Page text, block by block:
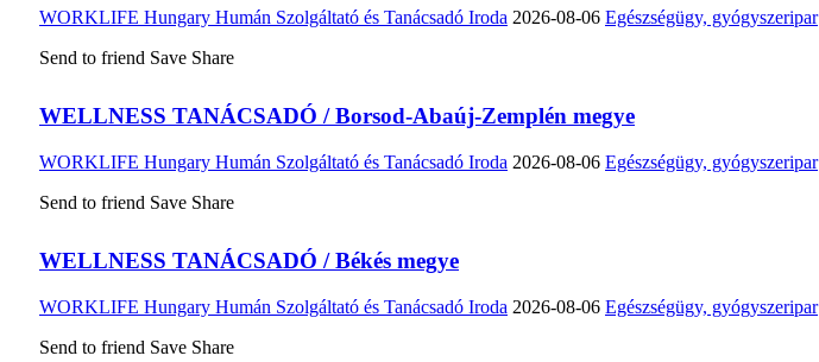
WORKLIFE Hungary Humán Szolgáltató és Tanácsadó Iroda 2026-08-06 Egészségügy, gyógyszeripar
Send to friend Save Share
WELLNESS TANÁCSADÓ / Borsod-Abaúj-Zemplén megye
WORKLIFE Hungary Humán Szolgáltató és Tanácsadó Iroda 2026-08-06 Egészségügy, gyógyszeripar
Send to friend Save Share
WELLNESS TANÁCSADÓ / Békés megye
WORKLIFE Hungary Humán Szolgáltató és Tanácsadó Iroda 2026-08-06 Egészségügy, gyógyszeripar
Send to friend Save Share